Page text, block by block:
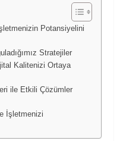
Potansiyelini
Stratejiler
Kalitenizi Ortaya
ile Etkili Çözümler
İşletmenizi